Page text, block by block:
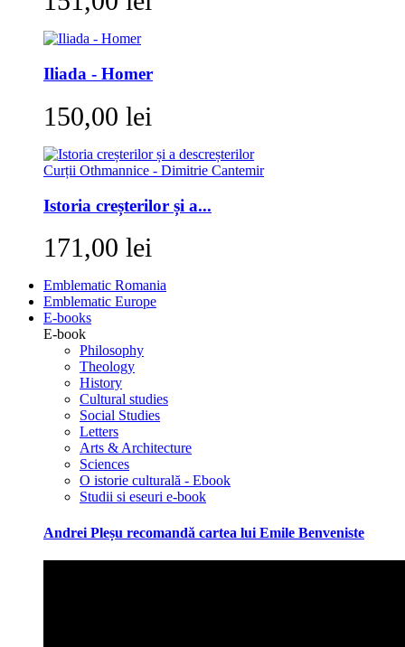
Iliada - Homer
150,00 lei
Istoria creșterilor și a...
171,00 lei
Emblematic Romania
Emblematic Europe
E-books
E-book
Philosophy
Theology
History
Cultural studies
Social Studies
Letters
Arts & Architecture
Sciences
O istorie culturală - Ebook
Studii si eseuri e-book
Andrei Pleșu recomandă cartea lui Emile Benveniste